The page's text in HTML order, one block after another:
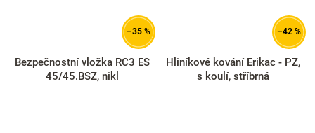
–35 %
Bezpečnostní vložka RC3 ES
45/45.BSZ, nikl
–42 %
Hliníkové kování Erikac - PZ,
s koulí, stříbrná